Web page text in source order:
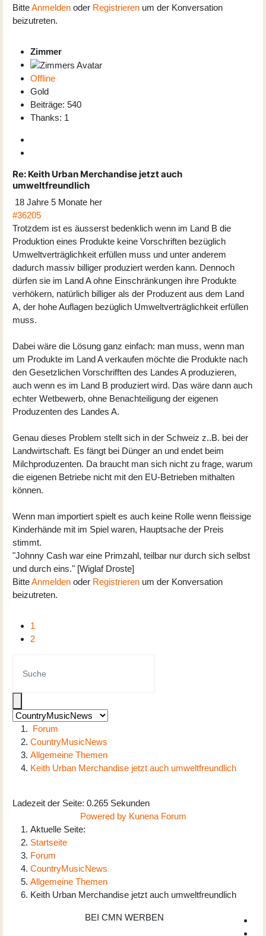
BitteAnmelden oder Registrieren um der Konversation
beizutreten.
Zimmer
Offline
Gold
Beiträge: 540
Thanks: 1
Re: Keith Urban Merchandise jetzt auch
umweltfreundlich
18 Jahre 5 Monate her
#36205
Trotzdem ist es äusserst bedenklich wenn im Land B die
Produktion eines Produkte keine Vorschriften bezüglich
Umweltverträglichkeit erfüllen muss und unter anderem
dadurch massiv billiger produziert werden kann. Dennoch
dürfen sie im Land A ohne Einschränkungen ihre Produkte
verhökern, natürlich billiger als der Produzent aus dem Land
A, der hohe Auflagen bezüglich Umweltverträglichkeit erfüllen
muss.
Dabei wäre die Lösung ganz einfach: man muss, wenn man
um Produkte im Land A verkaufen möchte die Produkte nach
den Gesetzlichen Vorschrifften des Landes A produzieren,
auch wenn es im Land B produziert wird. Das wäre dann auch
echter Wetbewerb, ohne Benachteiligung der eigenen
Produzenten des Landes A.
Genau dieses Problem stellt sich in der Schweiz z..B. bei der
Landwirtschaft. Es fängt bei Dünger an und endet beim
Milchproduzenten. Da braucht man sich nicht zu frage, warum
die eigenen Betriebe nicht mit den EU-Betrieben mithalten
können.
Wenn man importiert spielt es auch keine Rolle wenn fleissige
Kinderhände mit im Spiel waren, Hauptsache der Preis
stimmt.
"Johnny Cash war eine Primzahl, teilbar nur durch sich selbst
und durch eins." [Wiglaf Droste]
BitteAnmelden oder Registrieren um der Konversation
beizutreten.
1
2
Forum
CountryMusicNews
Allgemeine Themen
Keith Urban Merchandise jetzt auch umweltfreundlich
Ladezeit der Seite: 0.265 Sekunden
Powered by Kunena Forum
Aktuelle Seite:
Startseite
Forum
CountryMusicNews
Allgemeine Themen
Keith Urban Merchandise jetzt auch umweltfreundlich
BEI CMN WERBEN